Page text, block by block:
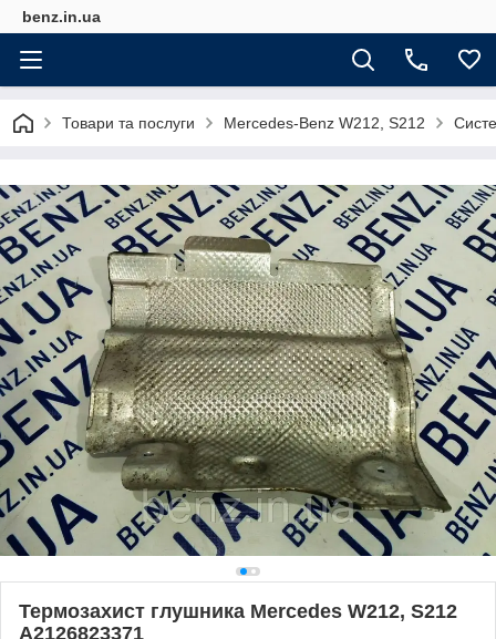
benz.in.ua
Товари та послуги Mercedes-Benz W212, S212
Термозахист глушника Mercedes W212, S212
A2126823371